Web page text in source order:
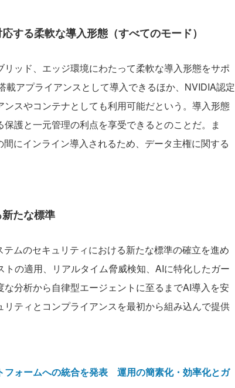
する柔軟な導入形態（すべてのモード）
ッド、エッジ環境にわたって柔軟な導入形態をサポ
載アプライアンスとして導入できるほか、NVIDIA認定
スやコンテナとしても利用可能だという。導入形態
護と一元管理の利点を享受できるとのことだ。ま
にインライン導入されるため、データ主権に関する
たな標準
ムのセキュリティにおける新たな標準の確立を進め
の適用、リアルタイム脅威検知、AIに特化したガー
な分析から自律型エージェントに至るまでAI導入を安
ティとコンプライアンスを最初から組み込んで提供
フォームへの統合を発表 運用の簡素化・効率化とガ